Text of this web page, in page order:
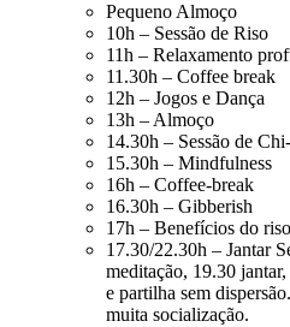
Pequeno Almoço
10h – Sessão de Riso
11h – Relaxamento
11.30h – Coffee break
12h – Jogos e Dança
13h – Almoço
14.30h – Sessão de
15.30h – Mindfulness
16h – Coffee-break
16.30h – Gibberish
17h – Benefícios do
17.30/22.30h – Jantar
meditação, 19.30
e partilha sem
muita socialização.